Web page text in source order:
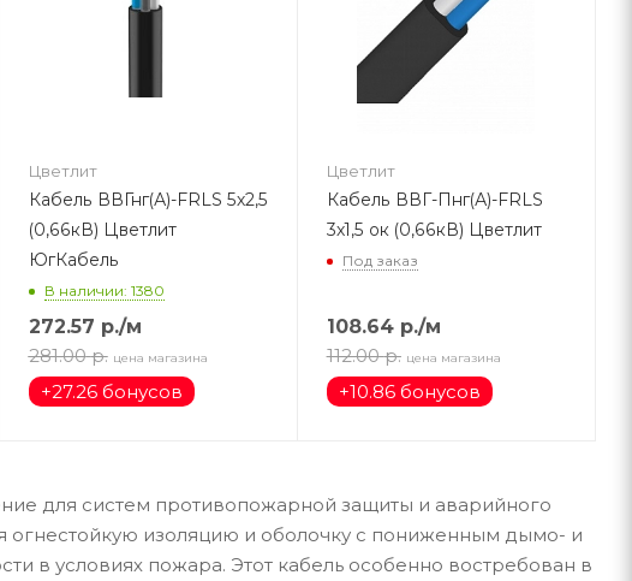
Цветлит
Кабель ВВГнг(А)-FRLS 5х2,5
(0,66кВ) Цветлит
ЮгКабель
В наличии: 1380
272.57 р./м
281.00 р. цена магазина
+27.26 бонусов
Цветлит
Кабель ВВГ-Пнг(А)-FRLS
3х1,5 ок (0,66кВ) Цветлит
Под заказ
108.64р./м
112.00 р. цена магазина
+10.86 бонусов
для систем противопожарной защиты и аварийного
огнестойкую изоляцию и оболочку с пониженным дымо- и
в условиях пожара. Этот кабель особенно востребован в